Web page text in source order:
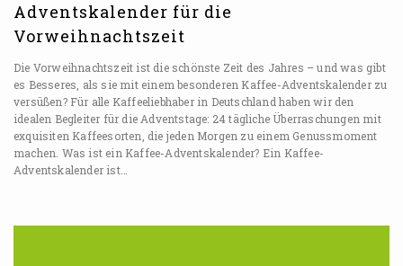
Adventskalender für die
Vorweihnachtszeit
Die Vorweihnachtszeit ist die schönste Zeit des Jahres – und was gibt
es Besseres, als sie mit einem besonderen Kaffee-Adventskalender zu
versüßen? Für alle Kaffeeliebhaber in Deutschland haben wir den
idealen Begleiter für die Adventstage: 24 tägliche Überraschungen mit
exquisiten Kaffeesorten, die jeden Morgen zu einem Genussmoment
machen. Was ist ein Kaffee-Adventskalender? Ein Kaffee-
Adventskalender ist…